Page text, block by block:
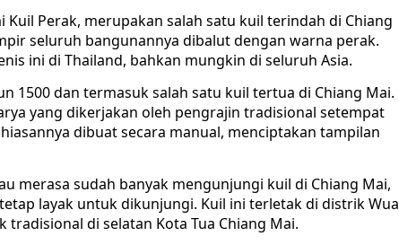
Kuil Perak, merupakan salah satu kuil terindah di Chiang
seluruh bangunannya dibalut dengan warna perak.
ini di Thailand, bahkan mungkin di seluruh Asia.
1500 dan termasuk salah satu kuil tertua di Chiang Mai.
yang dikerjakan oleh pengrajin tradisional setempat
dibuat secara manual, menciptakan tampilan
merasa sudah banyak mengunjungi kuil di Chiang Mai,
layak untuk dikunjungi. Kuil ini terletak di distrik Wua
di selatan Kota Tua Chiang Mai.